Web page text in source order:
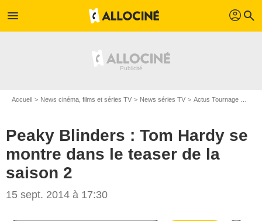
menu profil search
Accueil News cinéma, films et séries TV News séries TV Actus Tournage Séries TV
Peaky Blinders : Tom Hardy se
montre dans le teaser de la
saison 2
15 sept. 2014 à 17:30